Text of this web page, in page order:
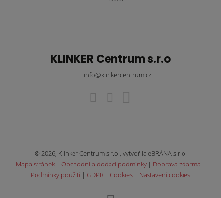
KLINKER Centrum s.r.o
info@klinkercentrum.cz
© 2026, Klinker Centrum s.r.o., vytvořila eBRÁNA s.r.o.
Mapa stránek| Obchodní a dodací podmínky| Doprava zdarma |
Podmínky použití | GDPR | Cookies | Nastavení cookies